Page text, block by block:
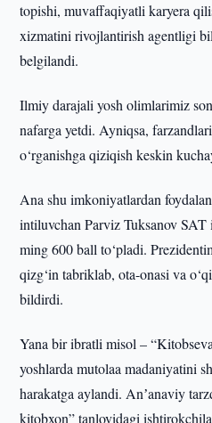
topishi, muvaffaqiyatli karyera
xizmatini rivojlantirish agentligi
belgilandi.
Ilmiy darajali yosh olimlarimiz
nafarga yetdi. Ayniqsa,
o‘rganishga qiziqish keskin
Ana shu imkoniyatlardan
intiluvchan Parviz Tuksanov
ming 600 ball to‘pladi.
qizg‘in tabriklab, ota-onasi va
bildirdi.
Yana bir ibratli misol –
yoshlarda mutolaa madaniyatini
harakatga aylandi. Anʼanaviy
kitobxon” tanlovidagi